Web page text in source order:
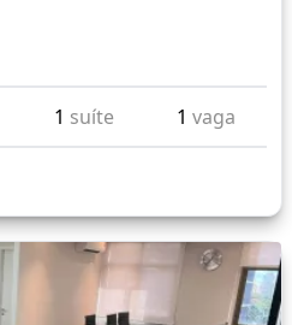
1 suíte 1 vaga